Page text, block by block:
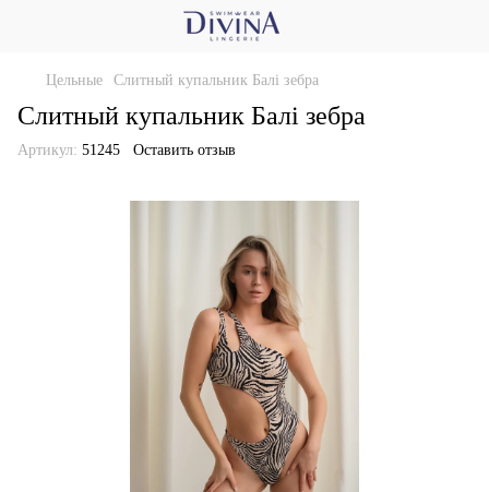
Цельные Слитный купальник Балі зебра
Слитный купальник Балі зебра
Артикул: 51245 Оставить отзыв